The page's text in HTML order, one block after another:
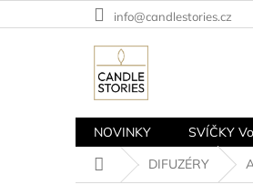
na
info@candlestories.cz
NOVINKY SVÍČKY
Domů
DIFUZÉRY